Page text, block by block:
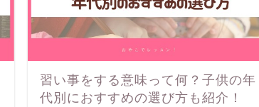
習い事をする意味って何？子供の年
代別におすすめの選び方も紹介！